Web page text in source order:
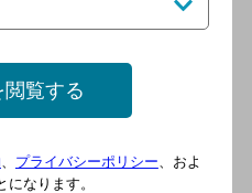
ゃぶしゃぶ]
停 徒歩5分
覧する
プライバシーポリシー 、およ
なります。